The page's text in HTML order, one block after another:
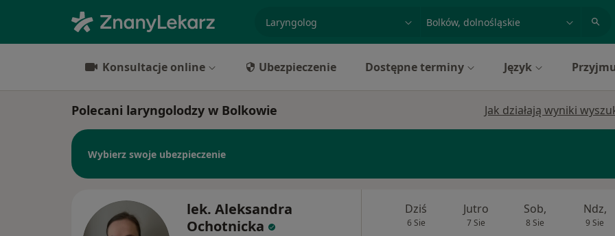
specjalizacja, badanie lub nazwiskomiasto lub dzielnica
Konsultacje online Ubezpieczenie Dostępne terminy Język
Polecani laryngolodzy w Bolkowie Jak działają wyniki
Wybierz swoje ubezpieczenie
lek. Aleksandra
Ochotnicka
Dziś
6 Sie
Jutro
7 Sie
Sob,
8 Sie
Ndz,
9 Sie